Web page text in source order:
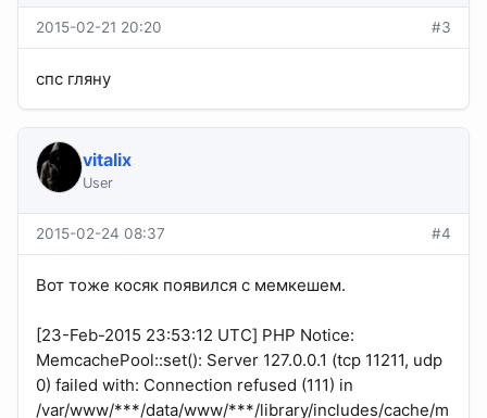
2015-02-21 20:20 #3
спс гляну
vitalix
User
2015-02-24 08:37 #4
Вот тоже косяк появился с мемкешем.
[23-Feb-2015 23:53:12 UTC] PHP Notice:
MemcachePool::set(): Server 127.0.0.1 (tcp 11211, udp
0) failed with: Connection refused (111) in
/var/www/***/data/www/***/library/includes/cache/m